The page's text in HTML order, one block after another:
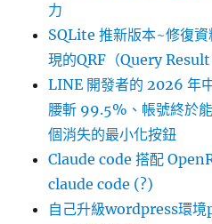
力
SQLite 推新版本~修復
現的QRF（Query
LINE 開發者的 2026 年
腰斬 99.5%、帳號終於
個消失的最小化按鈕
Claude code 搭配
claude code (?)
自己升級wordpress環